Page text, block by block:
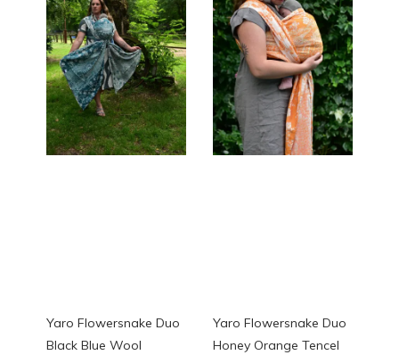
Yaro Flowersnake Duo
Black Blue Wool
Yaro Flowersnake Duo
Honey Orange Tencel